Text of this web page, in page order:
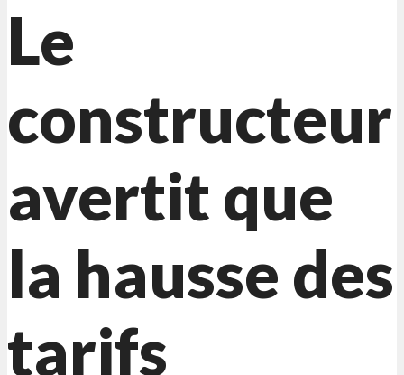
Le
constructeur
avertit que
la hausse des
tarifs